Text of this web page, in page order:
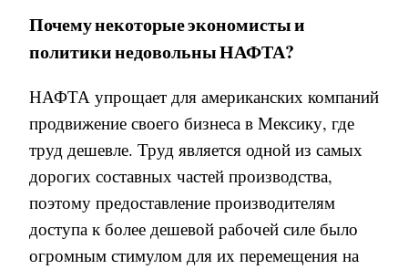
Почемунекоторыеэкономистыи
политикинедовольныНАФТА?
НАФТА упрощает для американских компаний
продвижение своего бизнеса в Мексику, где
труд дешевле. Труд является одной из самых
дорогих составных частей производства,
поэтому предоставление производителям
доступа к более дешевой рабочей силе было
огромным стимулом для их перемещения на